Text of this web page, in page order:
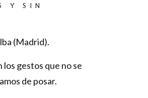
Y SIN
(Madrid).
gestos que no se
de posar.